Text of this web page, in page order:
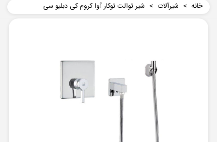
خانه > شیرآلات > شیر توالت توکار آوا کروم کی دبلیو سی